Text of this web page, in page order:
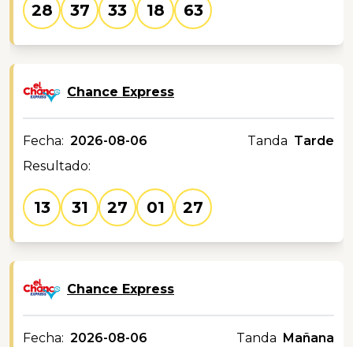
28 37 33 18 63
Chance Express
Fecha: 2026-08-06 Tanda Tarde
Resultado:
13 31 27 01 27
Chance Express
Fecha: 2026-08-06 Tanda Mañana